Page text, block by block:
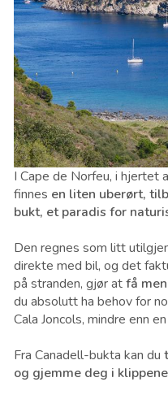
I Cape de Norfeu, i hjertet
finnes en liten uberørt,
bukt, et paradis for
Den regnes som litt
direkte med bil, og det
på stranden, gjør atfå
du absolutt ha behov for
Cala Joncols, mindre enn
Fra Canadell-bukta kan du
og gjemme deg i